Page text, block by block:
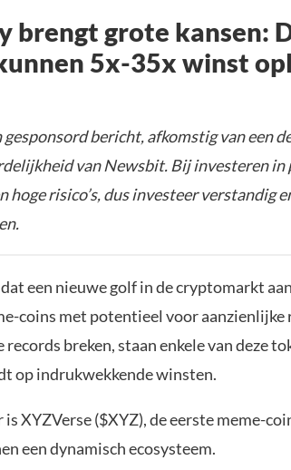
brengt grote kansen:
5x-35x winst
bericht, afkomstig van een
van Newsbit. Bij investeren in
hoge risico’s, dus investeer verstandig
een nieuwe golf in de cryptomarkt
coins met potentieel voor
breken, staan enkele van deze
op indrukwekkende winsten.
XYZVerse ($XYZ), de eerste meme-
een dynamisch ecosysteem.